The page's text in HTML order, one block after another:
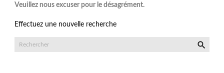
Veuillez nous excuser pour le désagrément.
Effectuez une nouvelle recherche
